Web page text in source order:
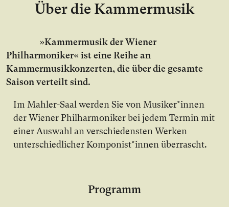
Über die Kammermusik
»Kammermusik der Wiener
Philharmoniker« ist eine Reihe an
Kammermusikkonzerten, die über die gesamte
Saison verteilt sind.
Im Mahler-Saal werden Sie von Musiker*innen
der Wiener Philharmoniker bei jedem Termin mit
einer Auswahl an verschiedensten Werken
unterschiedlicher Komponist*innen überrascht.
Programm